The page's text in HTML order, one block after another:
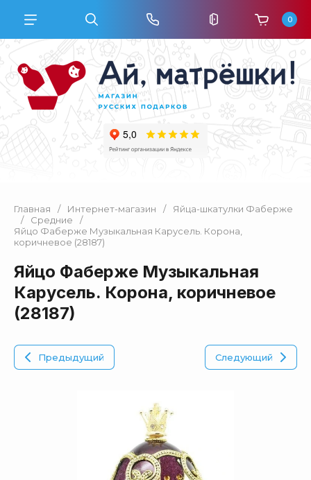
0
Главная / Интернет-магазин /
Яйца-шкатулки Фаберже
/
Средние
/
Яйцо Фаберже Музыкальная Карусель. Корона,
коричневое (28187)
Яйцо Фаберже Музыкальная
Карусель. Корона, коричневое
(28187)
Предыдущий Следующий